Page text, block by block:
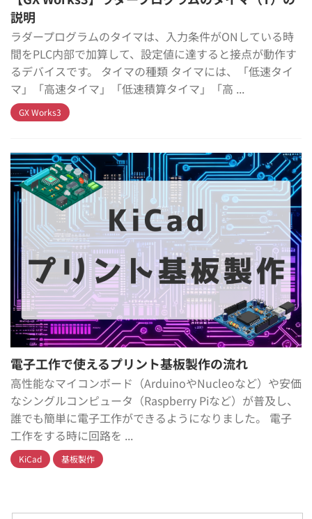
説明
ラダープログラムのタイマは、入力条件がONしている時
間をPLC内部で加算して、設定値に達すると接点が動作す
るデバイスです。 タイマの種類 タイマには、「低速タイ
マ」「高速タイマ」「低速積算タイマ」「高 ...
GX Works3
電子工作で使えるプリント基板製作の流れ
高性能なマイコンボード（ArduinoやNucleoなど）や安価
なシングルコンピュータ（Raspberry Piなど）が普及し、
誰でも簡単に電子工作ができるようになりました。 電子
工作をする時に回路を ...
KiCad 基板製作